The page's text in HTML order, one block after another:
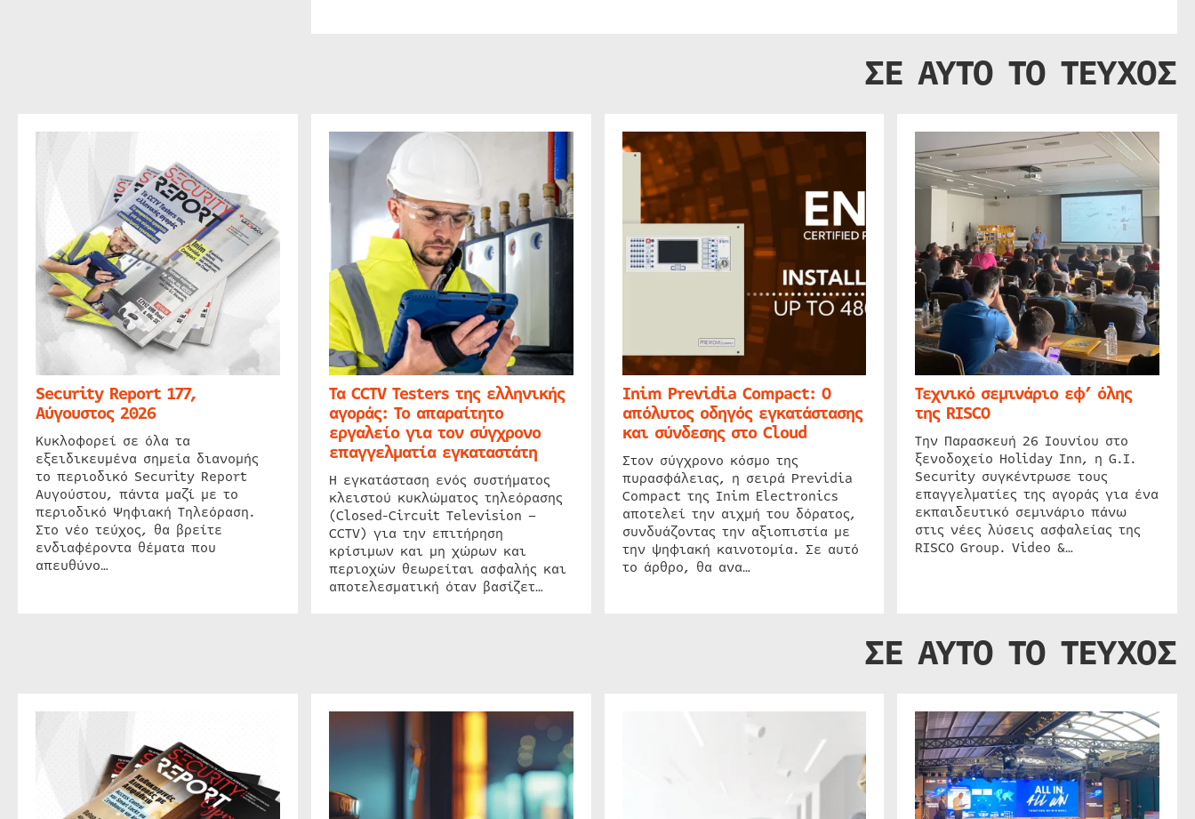
ΣΕ ΑΥΤΟ ΤΟ ΤΕΥΧΟΣ
Security Report 177,
Αύγουστος 2026
Κυκλοφορεί σε όλα τα
εξειδικευμένα σημεία διανομής
το περιοδικό Security Report
Αυγούστου, πάντα μαζί με το
περιοδικό Ψηφιακή Τηλεόραση.
Στο νέο τεύχος, θα βρείτε
ενδιαφέροντα θέματα που
απευθύνο…
Τα CCTV Testers της ελληνικής
αγοράς: Το απαραίτητο
εργαλείο για τον σύγχρονο
επαγγελματία εγκαταστάτη
Η εγκατάσταση ενός συστήματος
κλειστού κυκλώματος τηλεόρασης
(Closed-Circuit Television –
CCTV) για την επιτήρηση
κρίσιμων και μη χώρων και
περιοχών θεωρείται ασφαλής και
αποτελεσματική όταν βασίζετ…
Inim Previdia Compact: Ο
απόλυτος οδηγός εγκατάστασης
και σύνδεσης στο Cloud
Στον σύγχρονο κόσμο της
πυρασφάλειας, η σειρά Previdia
Compact της Inim Electronics
αποτελεί την αιχμή του δόρατος,
συνδυάζοντας την αξιοπιστία με
την ψηφιακή καινοτομία. Σε αυτό
το άρθρο, θα ανα…
Τεχνικό σεμινάριο εφ’ όλης
της RISCO
Την Παρασκευή 26 Ιουνίου στο
ξενοδοχείο Holiday Inn, η G.I.
Security συγκέντρωσε τους
επαγγελματίες της αγοράς για ένα
εκπαιδευτικό σεμινάριο πάνω
στις νέες λύσεις ασφαλείας της
RISCO Group. Video &…
ΣΕ ΑΥΤΟ ΤΟ ΤΕΥΧΟΣ